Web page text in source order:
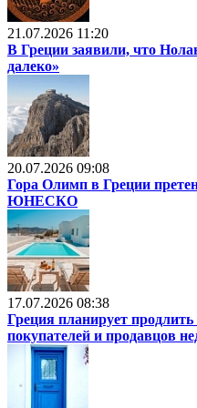
21.07.2026 11:20
В Греции заявили, что
далеко»
20.07.2026 09:08
Гора Олимп в Греции
ЮНЕСКО
17.07.2026 08:38
Греция планирует
покупателей и продавцов